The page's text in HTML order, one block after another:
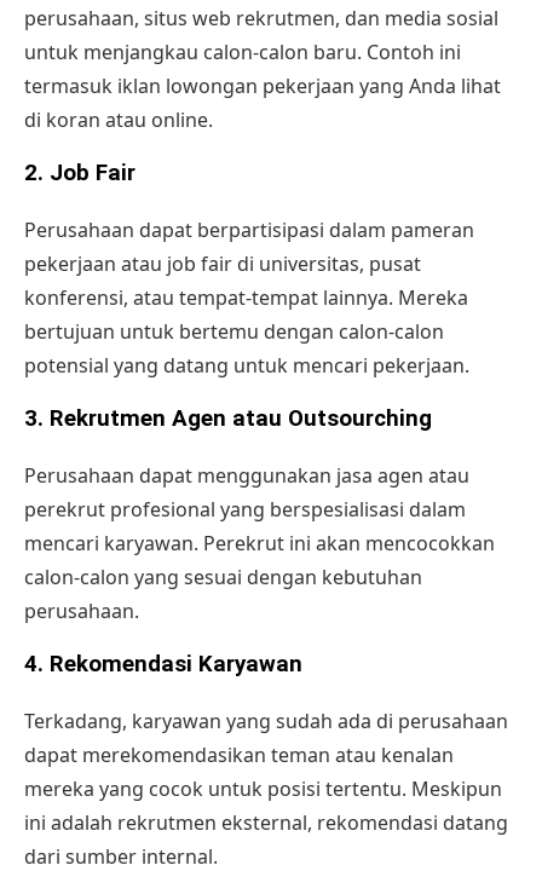
perusahaan, situs web rekrutmen, dan media sosial
untuk menjangkau calon-calon baru. Contoh ini
termasuk iklan lowongan pekerjaan yang Anda lihat
di koran atau online.
2. Job Fair
Perusahaan dapat berpartisipasi dalam pameran
pekerjaan atau job fair di universitas, pusat
konferensi, atau tempat-tempat lainnya. Mereka
bertujuan untuk bertemu dengan calon-calon
potensial yang datang untuk mencari pekerjaan.
3. Rekrutmen Agen atau Outsourching
Perusahaan dapat menggunakan jasa agen atau
perekrut profesional yang berspesialisasi dalam
mencari karyawan. Perekrut ini akan mencocokkan
calon-calon yang sesuai dengan kebutuhan
perusahaan.
4. Rekomendasi Karyawan
Terkadang, karyawan yang sudah ada di perusahaan
dapat merekomendasikan teman atau kenalan
mereka yang cocok untuk posisi tertentu. Meskipun
ini adalah rekrutmen eksternal, rekomendasi datang
dari sumber internal.